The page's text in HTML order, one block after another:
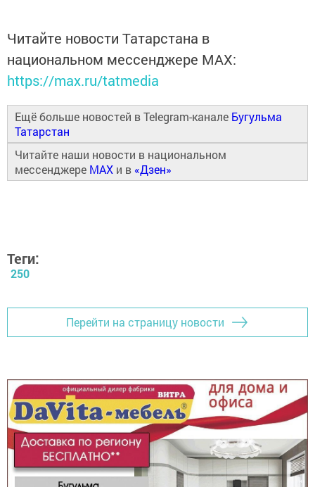
Читайте новости Татарстана в
национальном мессенджере MАХ:
https://max.ru/tatmedia
Ещё больше новостей в Telegram-канале Бугульма
Татарстан
Читайте наши новости в национальном
мессенджере MAX и в «Дзен»
Теги:
250
Перейти на страницу новости